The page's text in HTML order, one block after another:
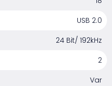
USB 2.0
24 Bit/ 192kHz
2
Var